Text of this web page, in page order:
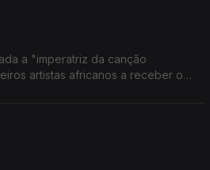
a "imperatriz da canção
artistas africanos a receber o